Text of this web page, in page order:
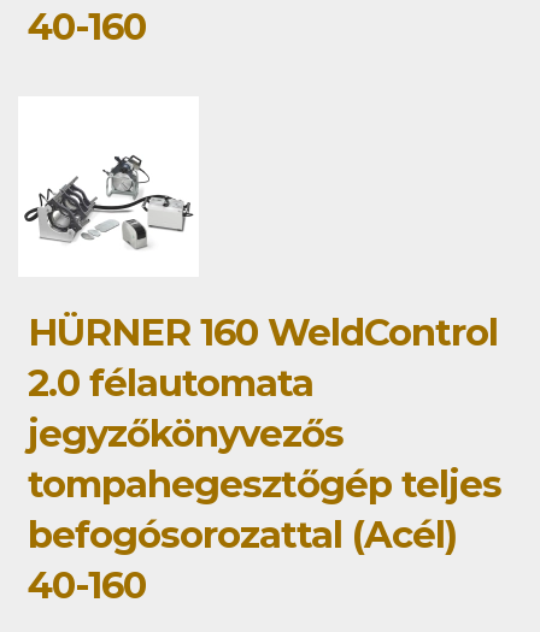
40-160
HÜRNER 160 WeldControl
2.0 félautomata
jegyzőkönyvezős
tompahegesztőgép teljes
befogósorozattal (Acél)
40-160